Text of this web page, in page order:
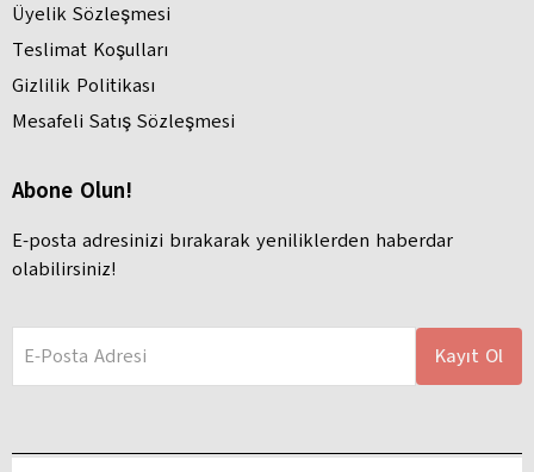
Üyelik Sözleşmesi
Teslimat Koşulları
Gizlilik Politikası
Mesafeli Satış Sözleşmesi
Abone Olun!
E-posta adresinizi bırakarak yeniliklerden haberdar
olabilirsiniz!
E-Posta Adresi Kayıt Ol